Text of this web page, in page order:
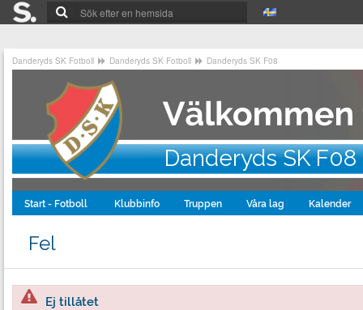
Danderyds SK Fotboll Danderyds SK Fotboll Danderyds SK F08
Danderyds SK F08
Start - Fotboll Klubbinfo Truppen Våra lag Kalender
Fel
Ej tillåtet